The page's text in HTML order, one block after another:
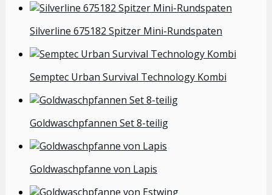
Silverline 675182 Spitzer Mini-Rundspaten
Semptec Urban Survival Technology Kombi
Goldwaschpfannen Set 8-teilig
Goldwaschpfanne von Lapis